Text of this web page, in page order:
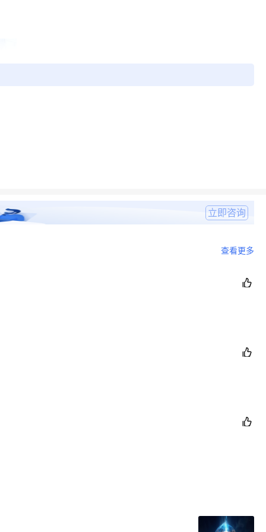
立即咨询
查看更多


